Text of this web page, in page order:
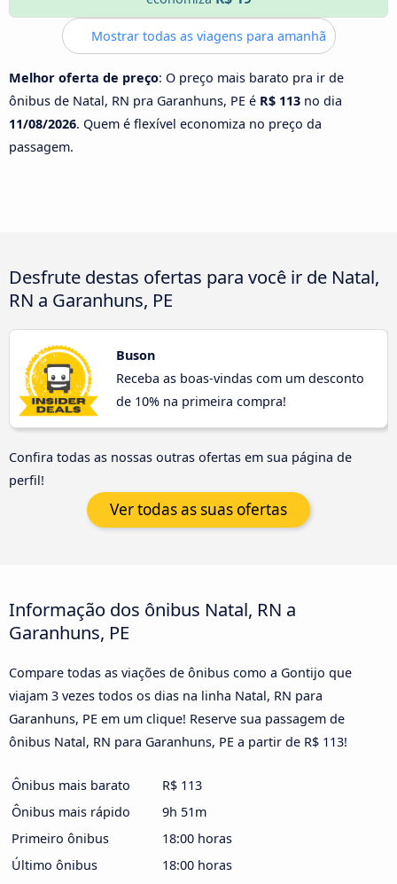
Mostrar todas as viagens para amanhã
Melhor oferta de preço: O preço mais barato pra ir de
ônibus de Natal, RN pra Garanhuns, PE é R$ 113 no dia
11/08/2026. Quem é flexível economiza no preço da
passagem.
Desfrute destas ofertas para você ir de Natal,
RN a Garanhuns, PE
Buson
Receba as boas-vindas com um desconto
de 10% na primeira compra!
Confira todas as nossas outras ofertas em sua página de
perfil!
Ver todas as suas ofertas
Informação dos ônibus Natal, RN a
Garanhuns, PE
Compare todas as viações de ônibus como a Gontijo que
viajam 3 vezes todos os dias na linha Natal, RN para
Garanhuns, PE em um clique! Reserve sua passagem de
ônibus Natal, RN para Garanhuns, PE a partir de R$ 113!
Ônibus mais barato
R$ 113
Ônibus mais rápido
9h 51m
Primeiro ônibus
18:00 horas
Último ônibus
18:00 horas